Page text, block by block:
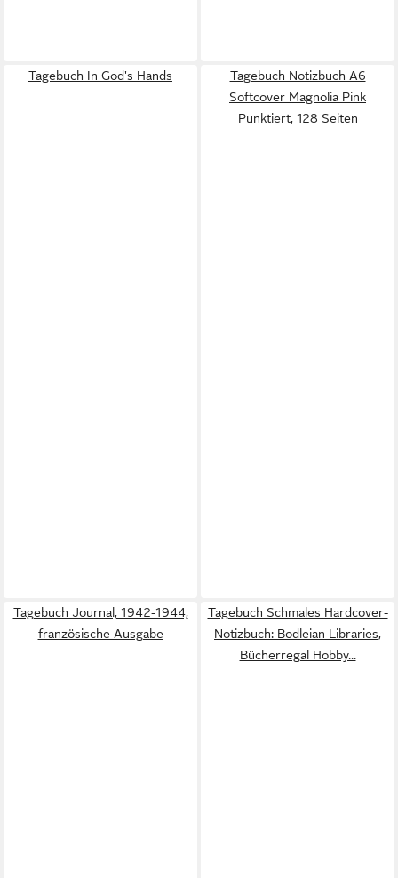
Tagebuch In God's Hands
Tagebuch Notizbuch A6
Softcover Magnolia Pink
Punktiert, 128 Seiten
Tagebuch Journal, 1942-1944,
französische Ausgabe
Tagebuch Schmales Hardcover-
Notizbuch: Bodleian Libraries,
Bücherregal Hobby...